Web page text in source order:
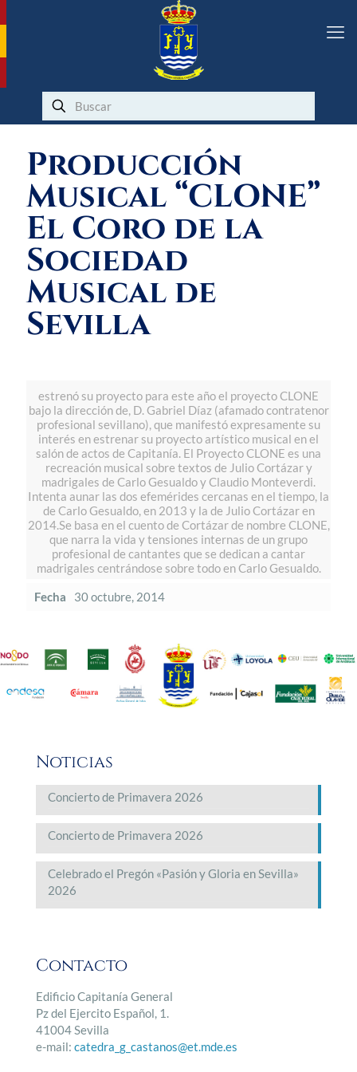
Producción
Musical “CLONE”
El Coro de la
Sociedad
Musical de
Sevilla
estrenó su proyecto para este año el proyecto CLONE
bajo la dirección de, D. Gabriel Díaz (afamado contratenor
profesional sevillano), que manifestó expresamente su
interés en estrenar su proyecto artístico musical en el
salón de actos de Capitanía. El Proyecto CLONE es una
recreación musical sobre textos de Julio Cortázar y
madrigales de Carlo Gesualdo y Claudio Monteverdi.
Intenta aunar las dos efemérides cercanas en el tiempo, la
de Carlo Gesualdo, en 2013 y la de Julio Cortázar en
2014.Se basa en el cuento de Cortázar de nombre CLONE,
que narra la vida y tensiones internas de un grupo
profesional de cantantes que se dedican a cantar
madrigales centrándose sobre todo en Carlo Gesualdo.
Fecha
30 octubre, 2014
Noticias
Concierto de Primavera 2026
Concierto de Primavera 2026
Celebrado el Pregón «Pasión y Gloria en Sevilla»
2026
Contacto
Edificio Capitanía General
Pz del Ejercito Español, 1.
41004 Sevilla
e-mail: catedra_g_castanos@et.mde.es